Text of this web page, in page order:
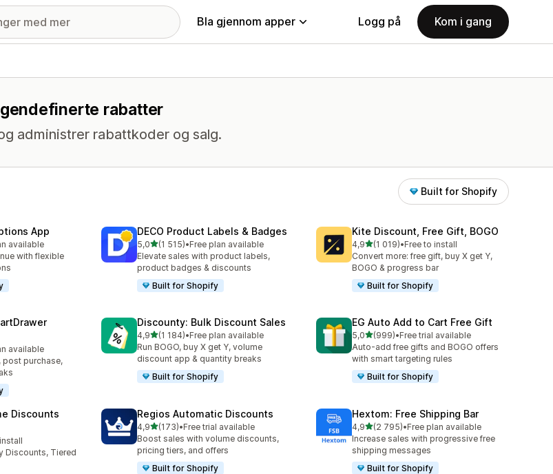
Bla gjennom apper Logg på Kom i gang
rabatter
administrer rabattkoder og salg.
Built for Shopify
App
available
with flexible
DECO Product Labels & Badges
5,0av 5 stjerner
(1 515)
Totalt 1515 omtaler
•Free plan available
Elevate sales with product labels,
product badges & discounts
Built for Shopify
Kite Discount, Free Gift, BOGO
4,9av 5 stjerner
(1 019)
Totalt 1019 omtaler
•Free to install
Convert more: free gift, buy X get Y,
BOGO & progress bar
Built for Shopify
available
post purchase,
Discounty: Bulk Discount Sales
4,9av 5 stjerner
(1 184)
Totalt 1184 omtaler
•Free plan available
Run BOGO, buy X get Y, volume
discount app & quantity breaks
Built for Shopify
EG Auto Add to Cart Free Gift
5,0av 5 stjerner
(999)
Totalt 999 omtaler
•Free trial available
Auto-add free gifts and BOGO offers
with smart targeting rules
Built for Shopify
Discounts
Discounts, Tiered
Regios Automatic Discounts
4,9av 5 stjerner
(173)
Totalt 173 omtaler
•Free trial available
Boost sales with volume discounts,
pricing tiers, and offers
Built for Shopify
Hextom: Free Shipping Bar
4,9av 5 stjerner
(2 795)
Totalt 2795 omtaler
•Free plan available
Increase sales with progressive free
shipping messages
Built for Shopify